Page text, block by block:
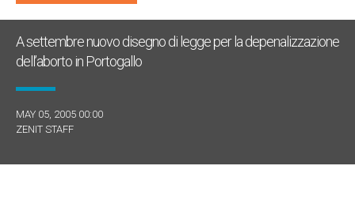
A settembre nuovo disegno di legge per la depenalizzazione
dell’aborto in Portogallo
MAY 05, 2005 00:00
ZENIT STAFF